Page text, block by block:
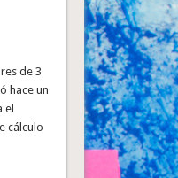
de 3
hace un
el
cálculo